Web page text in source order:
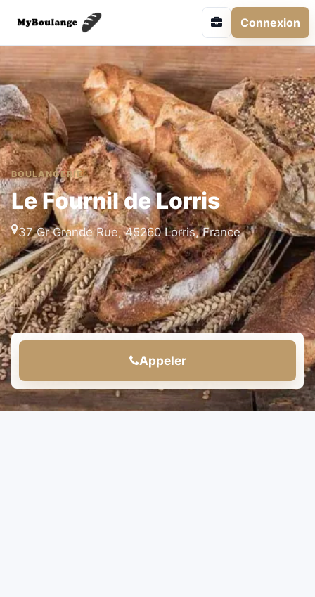
Connexion
BOULANGERIE
Le Fournil de Lorris
37 Gr Grande Rue, 45260 Lorris, France
Appeler